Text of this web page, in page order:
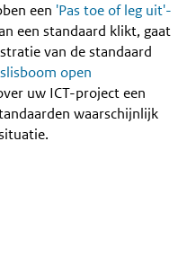
een 'Pas toe of leg uit'-
een standaard klikt, gaat
van de standaard
open
uw ICT-project een
waarschijnlijk